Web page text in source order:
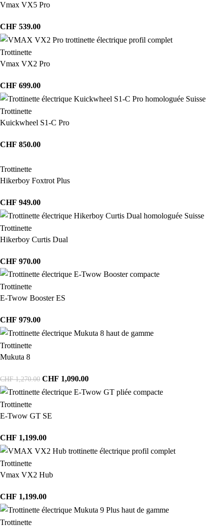
Vmax VX5 Pro
CHF 539.00
Trottinette
Vmax VX2 Pro
CHF 699.00
Trottinette
Kuickwheel S1-C Pro
CHF 850.00
Trottinette
Hikerboy Foxtrot Plus
CHF 949.00
Trottinette
Hikerboy Curtis Dual
CHF 970.00
Trottinette
E-Twow Booster ES
CHF 979.00
Trottinette
Mukuta 8
CHF1,270.00 CHF 1,090.00
Trottinette
E-Twow GT SE
CHF 1,199.00
Trottinette
Vmax VX2 Hub
CHF 1,199.00
Trottinette